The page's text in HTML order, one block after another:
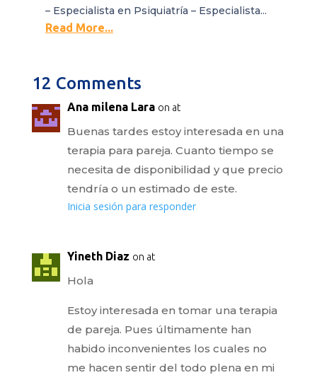
– Especialista en Psiquiatría – Especialista...
Read More...
12 Comments
Ana milena Lara on at
Buenas tardes estoy interesada en una
terapia para pareja. Cuanto tiempo se
necesita de disponibilidad y que precio
tendría o un estimado de este.
Inicia sesión para responder
Yineth Diaz on at
Hola
Estoy interesada en tomar una terapia
de pareja. Pues últimamente han
habido inconvenientes los cuales no
me hacen sentir del todo plena en mi